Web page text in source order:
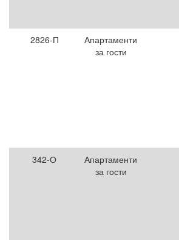
2826-П
Апартаменти
за гости
342-О
Апартаменти
за гости